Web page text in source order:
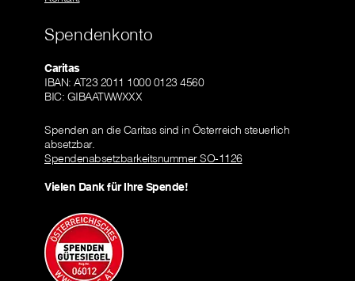
Spendenkonto
Caritas
IBAN: AT23 2011 1000 0123 4560
BIC: GIBAATWWXXX
Spenden an die Caritas sind in Österreich steuerlich
absetzbar.
Spendenabsetzbarkeitsnummer SO-1126
Vielen Dank für Ihre Spende!